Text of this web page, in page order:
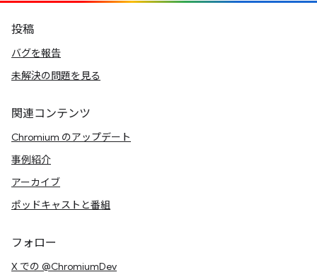
投稿
バグを報告
未解決の問題を見る
関連コンテンツ
Chromium のアップデート
事例紹介
アーカイブ
ポッドキャストと番組
フォロー
X での @ChromiumDev